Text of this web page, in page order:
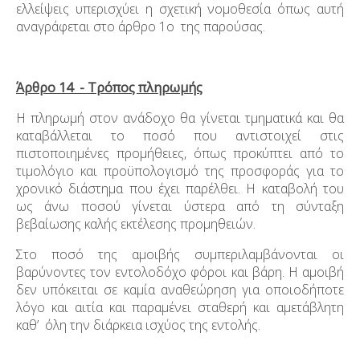
ελλείψεις υπερισχύει η σχετική νομοθεσία όπως αυτή
αναγράφεται στο άρθρο 1 ο της παρούσας.
Άρθρο 14 - Τρόπος πληρωμής
Η πληρωμή στον ανάδοχο θα γίνεται τμηματικά και θα
καταβάλλεται το ποσό που αντιστοιχεί στις
πιστοποιημένες προμήθειες, όπως προκύπτει από το
τιμολόγιο και προϋπολογισμό της προσφοράς για το
χρονικό διάστημα που έχει παρέλθει. Η καταβολή του
ως άνω ποσού γίνεται ύστερα από τη σύνταξη
βεβαίωσης καλής εκτέλεσης προμηθειών.
Στο ποσό της αμοιβής συμπεριλαμβάνονται οι
βαρύνοντες τον εντολοδόχο φόροι και βάρη. Η αμοιβή
δεν υπόκειται σε καμία αναθεώρηση για οποιοδήποτε
λόγο και αιτία και παραμένει σταθερή και αμετάβλητη
καθ’ όλη την διάρκεια ισχύος της εντολής.